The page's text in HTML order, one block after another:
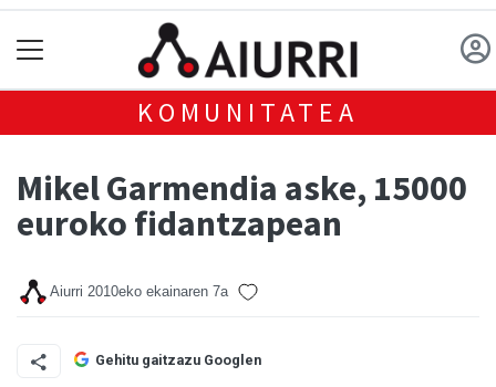
KOMUNITATEA
Mikel Garmendia aske, 15000
euroko fidantzapean
Aiurri 2010eko ekainaren 7a
Gehitu gaitzazu Googlen